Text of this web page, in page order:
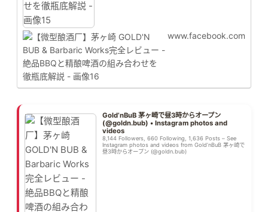
www.facebook.com
Gold’nBuB 茅ヶ崎で昼3時からオープン
(@goldn.bub) • Instagram photos and
videos
8,144 Followers, 660 Following, 1,636 Posts – See
Instagram photos and videos from Gold’nBuB 茅ヶ崎で
昼3時からオープン (@goldn.bub)